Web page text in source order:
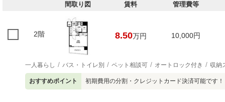
間取り図 賃料 管理費等
2階 8.50万円 10,000円
一人暮らし バス・トイレ別 ペット相談可 オートロック付き 収納
おすすめポイント 初期費用の分割・クレジットカード決済可能です！